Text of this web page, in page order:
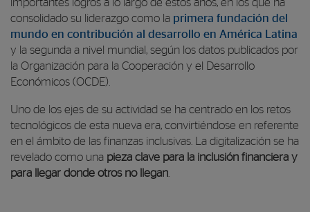
importantes logros a lo largo de estos años, en los que ha
consolidado su liderazgo como la primera fundación del
mundo en contribución al desarrollo en América Latina
y la segunda a nivel mundial, según los datos publicados por
la Organización para la Cooperación y el Desarrollo
Económicos (OCDE).
Uno de los ejes de su actividad se ha centrado en los retos
tecnológicos de esta nueva era, convirtiéndose en referente
en el ámbito de las finanzas inclusivas. La digitalización se ha
revelado como una pieza clave para la inclusión financiera y
para llegar donde otros no llegan